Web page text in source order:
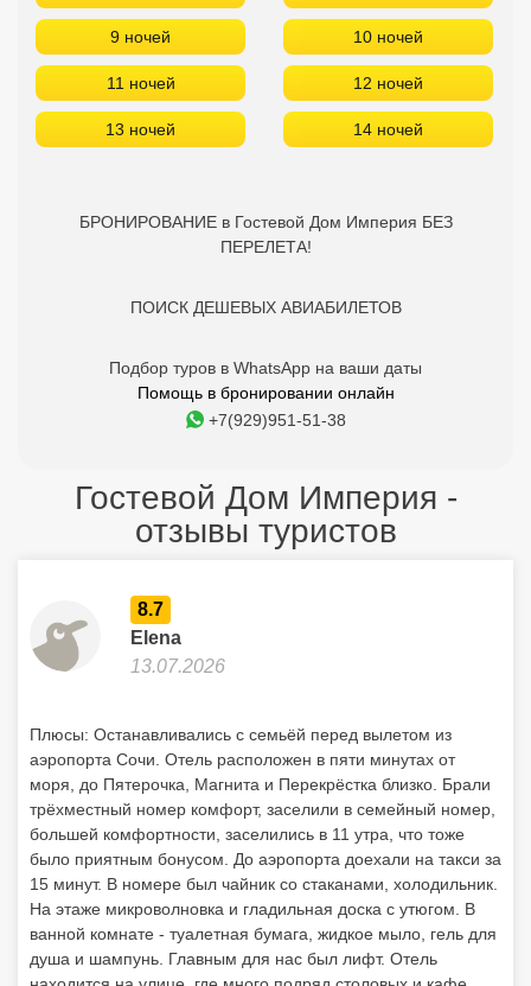
9 ночей 10 ночей
11 ночей 12 ночей
13 ночей 14 ночей
БРОНИРОВАНИЕ в Гостевой Дом Империя БЕЗ
ПЕРЕЛЕТА!
ПОИСК ДЕШЕВЫХ АВИАБИЛЕТОВ
Подбор туров в WhatsApp на ваши даты
Помощь в бронировании онлайн
+7(929)951-51-38
Гостевой Дом Империя -
отзывы туристов
8.7
Elena
13.07.2026
Плюсы: Останавливались с семьёй перед вылетом из
аэропорта Сочи. Отель расположен в пяти минутах от
моря, до Пятерочка, Магнита и Перекрёстка близко. Брали
трёхместный номер комфорт, заселили в семейный номер,
большей комфортности, заселились в 11 утра, что тоже
было приятным бонусом. До аэропорта доехали на такси за
15 минут. В номере был чайник со стаканами, холодильник.
На этаже микроволновка и гладильная доска с утюгом. В
ванной комнате - туалетная бумага, жидкое мыло, гель для
душа и шампунь. Главным для нас был лифт. Отель